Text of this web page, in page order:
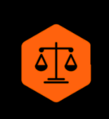
contenido